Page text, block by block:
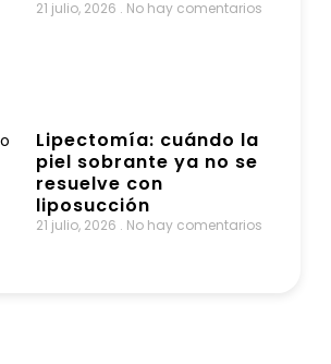
piel sobrante ya no se
resuelve con
liposucción
21 julio, 2026 No hay comentarios